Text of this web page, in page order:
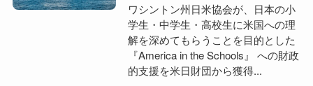
ワシントン州日米協会が、日本の小
学生・中学生・高校生に米国への理
解を深めてもらうことを目的とした
『America in the Schools』 への財政
的支援を米日財団から獲得...